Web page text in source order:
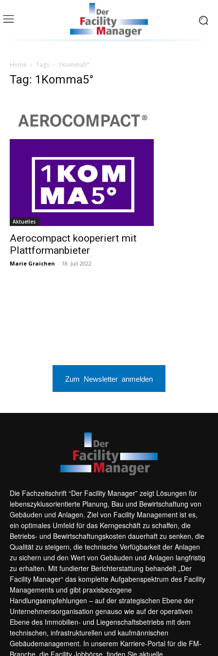
Home Tags 1Komma5°
Tag: 1Komma5°
Aktuelles
Aerocompact kooperiert mit
Plattformanbieter
Marie Graichen - 18. Juli 2022
Zum Newsletter anmelden
Die Fachzeitschrift “Der Facility Manager” zeigt Lösungen für
lebenszyklusorientierte Planung, Bau und Bewirtschaftung von
Gebäuden und Anlagen. Ziel von Facility Management ist es,
ein optimales Umfeld für das Kerngeschäft zu schaffen, die
Betriebs- und Bewirtschaftungskosten dauerhaft zu senken, die
Qualität zu steigern, die technische Verfügbarkeit der Anlagen
zu sichern und den Wert von Gebäuden und Anlagen langfristig
zu erhalten. Mit fundierter Berichterstattung behandelt „Der
Facility Manager“ das komplette Aufgabenspektrum des Facility
Managements und gibt praxisbezogene
Handlungsempfehlungen – auf der strategischen Ebene der
Unternehmensorganisation genauso wie auf der operativen
Ebene des Immobilien- und Liegenschaftsbetriebs mit dem
technischen, infrastrukturellen und kaufmännischen
Gebäudemanagement. In unserem Karriere-Portal für die FM-